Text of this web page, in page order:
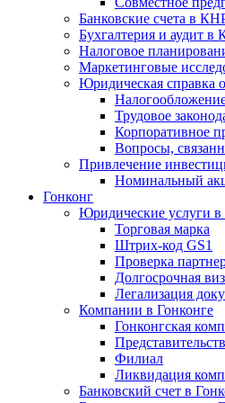
Банковские счета в
Бухгалтерия и аудит в
Налоговое
Маркетинговые
Юридическая справка
Трудовое
Корпоративное
Вопросы,
Привлечение
Номинальный
Гонконг
Юридические услуги в
Торговая марка
Штрих-код GS1
Проверка
Долгосрочная
Легализация
Компании в Гонконге
Гонконгская
Филиал
Ликвидация
Банковский счет в